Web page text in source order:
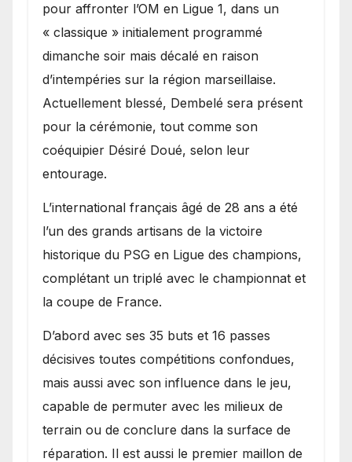
pour affronter l’OM en Ligue 1, dans un
« classique » initialement programmé
dimanche soir mais décalé en raison
d’intempéries sur la région marseillaise.
Actuellement blessé, Dembelé sera présent
pour la cérémonie, tout comme son
coéquipier Désiré Doué, selon leur
entourage.
L’international français âgé de 28 ans a été
l’un des grands artisans de la victoire
historique du PSG en Ligue des champions,
complétant un triplé avec le championnat et
la coupe de France.
D’abord avec ses 35 buts et 16 passes
décisives toutes compétitions confondues,
mais aussi avec son influence dans le jeu,
capable de permuter avec les milieux de
terrain ou de conclure dans la surface de
réparation. Il est aussi le premier maillon de